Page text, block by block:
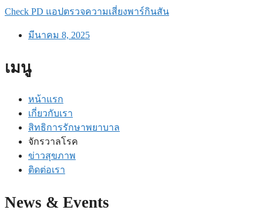
Check PD แอปตรวจความเสี่ยงพาร์กินสัน
มีนาคม 8, 2025
เมนู
หน้าแรก
เกี่ยวกับเรา
สิทธิการรักษาพยาบาล
จักรวาลโรค
ข่าวสุขภาพ
ติดต่อเรา
News & Events